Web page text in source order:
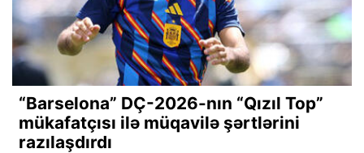
“Barselona” DÇ-2026-nın “Qızıl Top”
mükafatçısı ilə müqavilə şərtlərini
razılaşdırdı